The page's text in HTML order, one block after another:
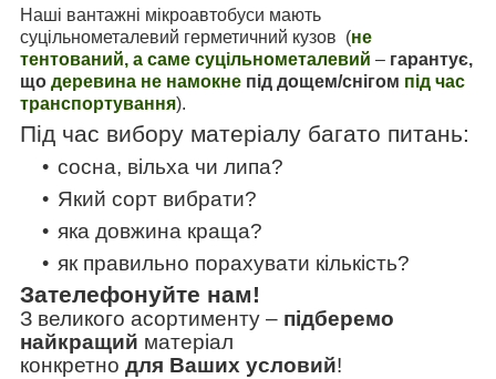
Наші вантажні мікроавтобуси мають
суцільнометалевий герметичний кузов (не
тентований, а саме суцільнометалевий – гарантує,
що деревина не намокне під дощем/снігом під час
транспортування).
Під час вибору матеріалу багато питань:
сосна, вільха чи липа?
Який сорт вибрати?
яка довжина краща?
як правильно порахувати кількість?
Зателефонуйте нам!
З великого асортименту – підберемо
найкращий матеріал
конкретно для Ваших условий!